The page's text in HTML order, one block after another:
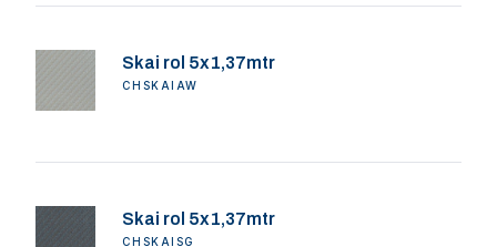
Skai rol 5x1,37mtr
CHSKAIAW
Skai rol 5x1,37mtr
CHSKAISG